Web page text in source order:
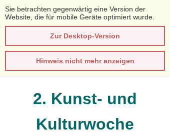
Sie betrachten gegenwärtig eine Version der
Website, die für mobile Geräte optimiert wurde.
Zur Desktop-Version
Hinweis nicht mehr anzeigen
2. Kunst- und
Kulturwoche